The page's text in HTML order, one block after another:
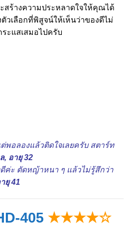
สร้างความประหลาดใจให้คุณได้
วเลือกที่พิสูจน์ให้เห็นว่าของดีไม่
ะแสเสมอไปครับ
พอลองแล้วติดใจเลยครับ สตาร์ท
, อายุ 32
ดีค่ะ ตัดหญ้าหนา ๆ แล้วไม่รู้สึกว่า
ยุ 41
405 ★★★★☆